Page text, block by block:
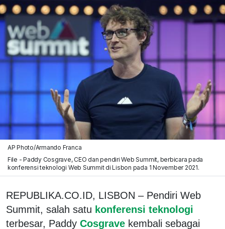
AP Photo/Armando Franca
File - Paddy Cosgrave, CEO dan pendiri Web Summit, berbicara pada
konferensi teknologi Web Summit di Lisbon pada 1 November 2021.
REPUBLIKA.CO.ID, LISBON – Pendiri Web
Summit, salah satu konferensi teknologi
terbesar, Paddy Cosgrave kembali sebagai